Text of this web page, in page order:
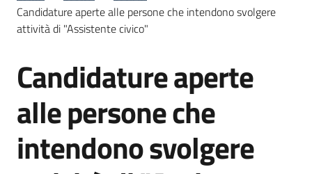
Amministrazione
Vivere
Casalfiumanese
Candidature aperte alle persone che intendono svolgere
attività di "Assistente civico"
Salta al contenuto
Candidature aperte
alle persone che
intendono svolgere